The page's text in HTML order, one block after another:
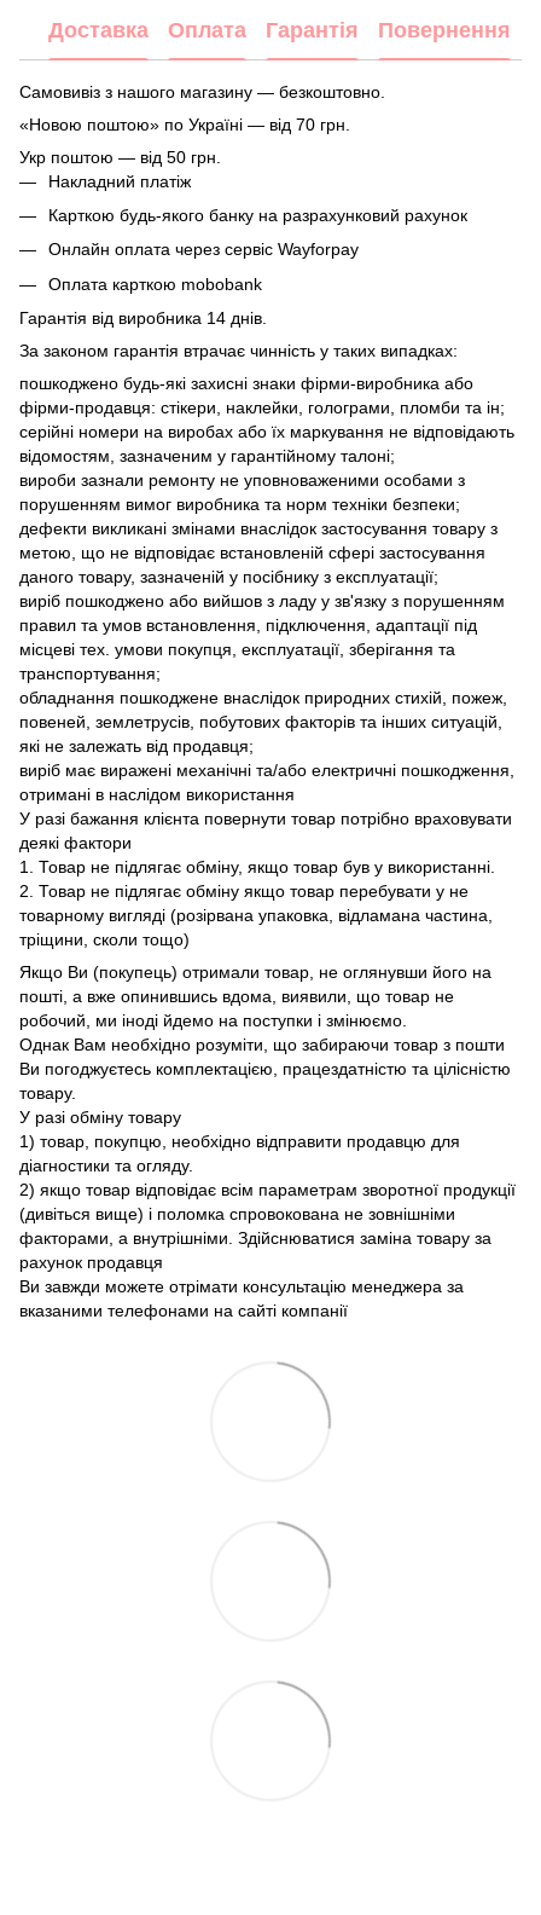
Доставка Оплата Гарантія Повернення
Самовивіз з нашого магазину — безкоштовно.
«Новою поштою» по Україні — від 70 грн.
Укр поштою — від 50 грн.
Накладний платіж
Карткою будь-якого банку на разрахунковий рахунок
Онлайн оплата через сервіс Wayforpay
Оплата карткою mobobank
Гарантія від виробника 14 днів.
За законом гарантія втрачає чинність у таких випадках:
пошкоджено будь-які захисні знаки фірми-виробника або
фірми-продавця: стікери, наклейки, голограми, пломби та ін;
серійні номери на виробах або їх маркування не відповідають
відомостям, зазначеним у гарантійному талоні;
вироби зазнали ремонту не уповноваженими особами з
порушенням вимог виробника та норм техніки безпеки;
дефекти викликані змінами внаслідок застосування товару з
метою, що не відповідає встановленій сфері застосування
даного товару, зазначеній у посібнику з експлуатації;
виріб пошкоджено або вийшов з ладу у зв'язку з порушенням
правил та умов встановлення, підключення, адаптації під
місцеві тех. умови покупця, експлуатації, зберігання та
транспортування;
обладнання пошкоджене внаслідок природних стихій, пожеж,
повеней, землетрусів, побутових факторів та інших ситуацій,
які не залежать від продавця;
виріб має виражені механічні та/або електричні пошкодження,
отримані в наслідом використання
У разі бажання клієнта повернути товар потрібно враховувати
деякі фактори
1. Товар не підлягає обміну, якщо товар був у використанні.
2. Товар не підлягає обміну якщо товар перебувати у не
товарному вигляді (розірвана упаковка, відламана частина,
тріщини, сколи тощо)
Якщо Ви (покупець) отримали товар, не оглянувши його на
пошті, а вже опинившись вдома, виявили, що товар не
робочий, ми іноді йдемо на поступки і змінюємо.
Однак Вам необхідно розуміти, що забираючи товар з пошти
Ви погоджуєтесь комплектацією, працездатністю та цілісністю
товару.
У разі обміну товару
1) товар, покупцю, необхідно відправити продавцю для
діагностики та огляду.
2) якщо товар відповідає всім параметрам зворотної продукції
(дивіться вище) і поломка спровокована не зовнішніми
факторами, а внутрішніми. Здійснюватися заміна товару за
рахунок продавця
Ви завжди можете отрімати консультацію менеджера за
вказаними телефонами на сайті компанії